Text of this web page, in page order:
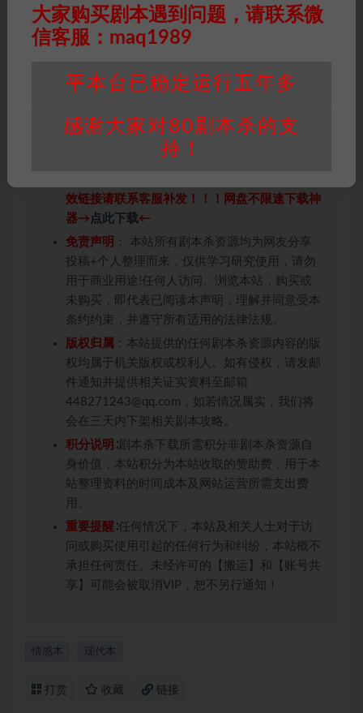
风格
效链接请联系客服补发！！！网盘不限速下载神
器→ 点此下载←
免责声明 ： 本站所有剧本杀资源均为网友分享
投稿+个人整理而来，仅供学习研究使用，请勿
用于商业用途!任何人访问、浏览本站，购买或
未购买，即代表已阅读本声明，理解并同意受本
条约约束，并遵守所有适用的法律法规。
版权归属 ：本站提供的任何剧本杀资源内容的版
权均属于机关版权或权利人。如有侵权，请发邮
件通知并提供相关证实资料至邮箱
448271243@qq.com，如若情况属实，我们将
会在三天内下架相关剧本攻略。
积分说明 ∶剧本杀下载所需积分非剧本杀资源自
身价值，本站积分为本站收取的赞助费，用于本
站整理资料的时间成本及网站运营所需支出费
用。
重要提醒 ∶任何情况下，本站及相关人士对于访
问或购买使用引起的任何行为和纠纷，本站概不
承担任何责任。未经许可的【搬运】和【账号共
享】可能会被取消VIP，恕不另行通知！
情感本 现代本
打赏 收藏 链接
大家购买剧本遇到问题，请联系微
信客服：maq1989
平本台已稳定运行五年多
感谢大家对80剧本杀的支
持！